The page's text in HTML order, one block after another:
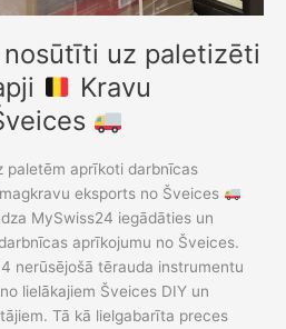
nosūtīti uz paletizēti
Kravu
paletēm aprīkoti darbnīcas
eksports no Šveices
MySwiss24 iegādāties un
aprīkojumu no Šveices.
nerūsējošā tērauda instrumentu
lielākajiem Šveices DIY un
Tā kā lielgabarīta preces